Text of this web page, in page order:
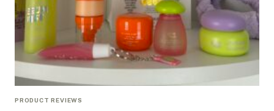
PRODUCT REVIEWS